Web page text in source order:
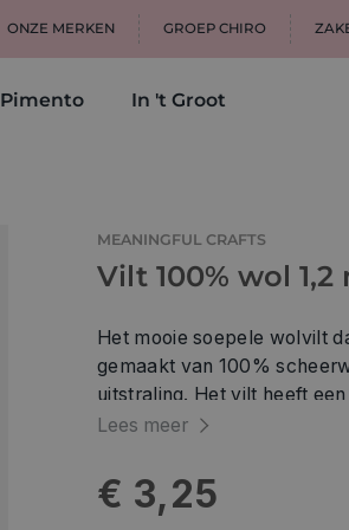
ONZE MERKEN GROEP CHIRO
Pimento In 't Groot
MEANINGFUL CRAFTS
Vilt 100% wol
Het mooie soepele wolvilt
gemaakt van 100%
uitstraling. Het vilt heeft
vele prachtige kleuren.
Amerikaanse
wolvilt. TrueFelt is wolvilt
Lees meer
€ 3,25